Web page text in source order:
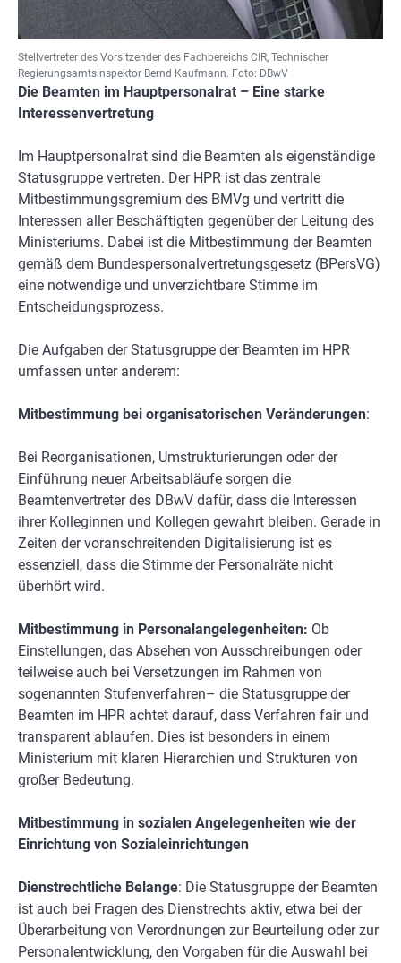
Stellvertreter des Vorsitzender des Fachbereichs CIR, Technischer
Regierungsamtsinspektor Bernd Kaufmann. Foto: DBwV
Die Beamten im Hauptpersonalrat – Eine starke
Interessenvertretung
Im Hauptpersonalrat sind die Beamten als eigenständige
Statusgruppe vertreten. Der HPR ist das zentrale
Mitbestimmungsgremium des BMVg und vertritt die
Interessen aller Beschäftigten gegenüber der Leitung des
Ministeriums. Dabei ist die Mitbestimmung der Beamten
gemäß dem Bundespersonalvertretungsgesetz (BPersVG)
eine notwendige und unverzichtbare Stimme im
Entscheidungsprozess.
Die Aufgaben der Statusgruppe der Beamten im HPR
umfassen unter anderem:
Mitbestimmung bei organisatorischen Veränderungen:
Bei Reorganisationen, Umstrukturierungen oder der
Einführung neuer Arbeitsabläufe sorgen die
Beamtenvertreter des DBwV dafür, dass die Interessen
ihrer Kolleginnen und Kollegen gewahrt bleiben. Gerade in
Zeiten der voranschreitenden Digitalisierung ist es
essenziell, dass die Stimme der Personalräte nicht
überhört wird.
Mitbestimmung in Personalangelegenheiten: Ob
Einstellungen, das Absehen von Ausschreibungen oder
teilweise auch bei Versetzungen im Rahmen von
sogenannten Stufenverfahren– die Statusgruppe der
Beamten im HPR achtet darauf, dass Verfahren fair und
transparent ablaufen. Dies ist besonders in einem
Ministerium mit klaren Hierarchien und Strukturen von
großer Bedeutung.
Mitbestimmung in sozialen Angelegenheiten wie der
Einrichtung von Sozialeinrichtungen
Dienstrechtliche Belange: Die Statusgruppe der Beamten
ist auch bei Fragen des Dienstrechts aktiv, etwa bei der
Überarbeitung von Verordnungen zur Beurteilung oder zur
Personalentwicklung, den Vorgaben für die Auswahl bei